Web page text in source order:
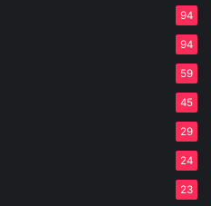
94
94
59
45
29
24
23